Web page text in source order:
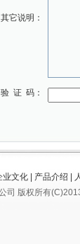
其它说明：
验 证 码：
业文化| 产品介绍
司 版权所有